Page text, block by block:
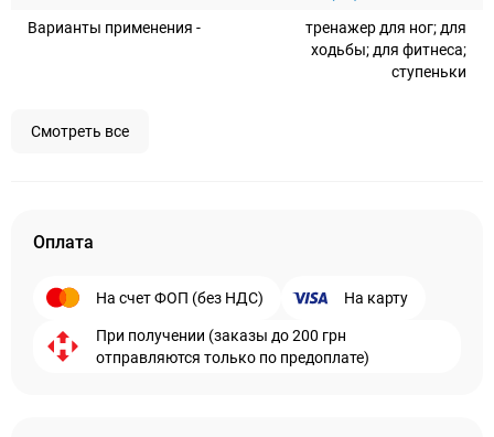
Варианты применения -
тренажер для ног; для
ходьбы; для фитнеса;
ступеньки
Смотреть все
Оплата
На счет ФОП (без НДС) На карту
При получении (заказы до 200 грн
отправляются только по предоплате)